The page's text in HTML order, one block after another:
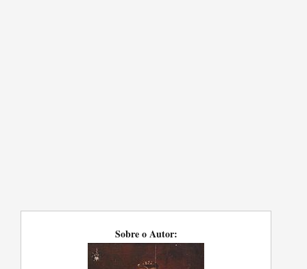
Sobre o Autor: